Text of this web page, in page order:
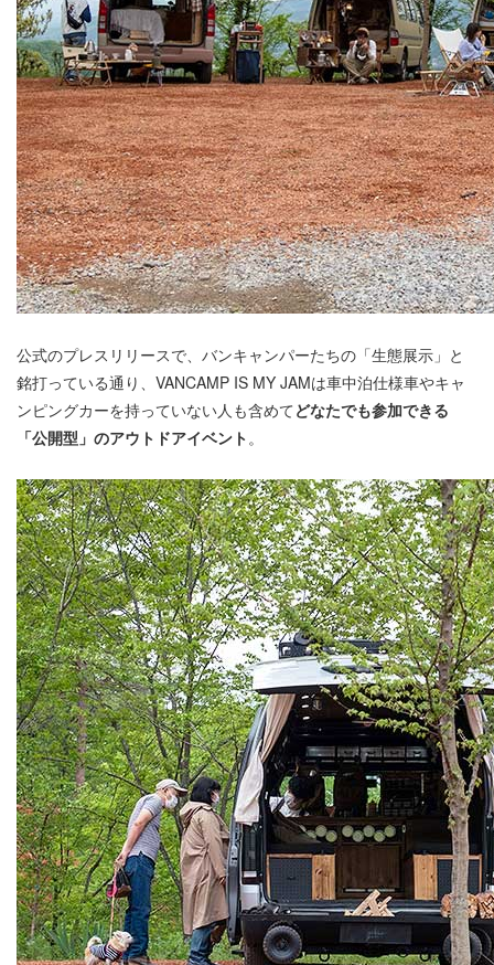
公式のプレスリリースで、バンキャンパーたちの「生態展示」と
銘打っている通り、VANCAMP IS MY JAMは車中泊仕様車やキャ
ンピングカーを持っていない人も含めてどなたでも参加できる
「公開型」のアウトドアイベント。